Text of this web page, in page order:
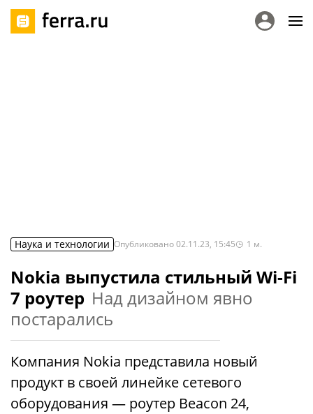
Наука и технологии Опубликовано02.11.23, 15:45 1 м.
Nokia выпустила стильный Wi-Fi
7 роутер Над дизайном явно
постарались
Компания Nokia представила новый
продукт в своей линейке сетевого
оборудования — роутер Beacon 24,